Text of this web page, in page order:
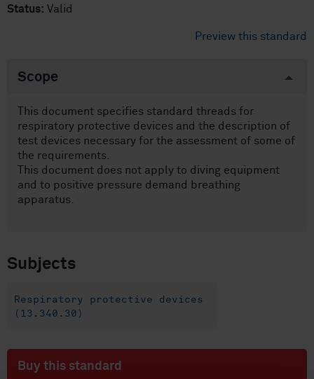
Status: Valid
Preview this standard
Scope
This document specifies standard threads for
respiratory protective devices and the description of
test devices necessary for the assessment of some of
the requirements.
This document does not apply to diving equipment
and to positive pressure demand breathing
apparatus.
Subjects
Respiratory protective devices
(13.340.30)
Buy this standard